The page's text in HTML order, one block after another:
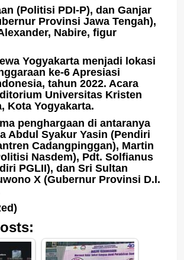
(Politisi PDI-P), dan Ganjar
Provinsi Jawa Tengah),
Nabire, figur
Yogyakarta menjadi lokasi
ke-6 Apresiasi
tahun 2022. Acara
Universitas Kristen
Kota Yogyakarta.
penghargaan di antaranya
Abdul Syakur Yasin (Pendiri
Cadangpinggan), Martin
Nasdem), Pdt. Solfianus
PGLII), dan Sri Sultan
X (Gubernur Provinsi D.I.